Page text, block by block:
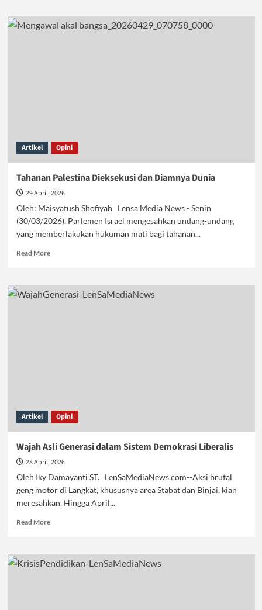
Buah
Busuk
Artikel Opini
Tahanan Palestina Dieksekusi dan Diamnya Dunia
29 April, 2026
Oleh: Maisyatush Shofiyah Lensa Media News - Senin
(30/03/2026), Parlemen Israel mengesahkan undang-undang
yang memberlakukan hukuman mati bagi tahanan...
Read MoreRead
Tahanan
Palestina
Artikel Opini
Wajah Asli Generasi dalam Sistem Demokrasi Liberalis
28 April, 2026
Oleh Iky Damayanti ST. LenSaMediaNews.com--Aksi brutal
geng motor di Langkat, khususnya area Stabat dan Binjai, kian
meresahkan. Hingga April...
Read MoreRead
Wajah
Asli